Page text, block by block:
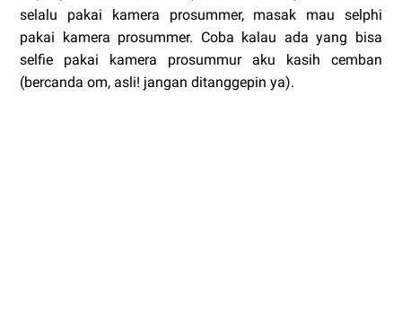
selalu pakai kamera prosummer, masak mau selphi
pakai kamera prosummer. Coba kalau ada yang bisa
selfie pakai kamera prosummur aku kasih cemban
(bercanda om, asli! jangan ditanggepin ya).